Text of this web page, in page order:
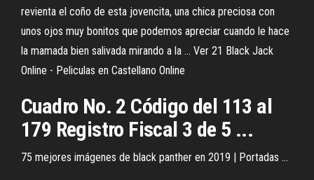
revienta el coño de esta jovencita, una chica preciosa con
unos ojos muy bonitos que podemos apreciar cuando le hace
la mamada bien salivada mirando a la ... Ver 21 Black Jack
Online - Peliculas en Castellano Online
Cuadro No. 2 Código del 113 al
179 Registro Fiscal 3 de 5 ...
75 mejores imágenes de black panther en 2019 | Portadas ...